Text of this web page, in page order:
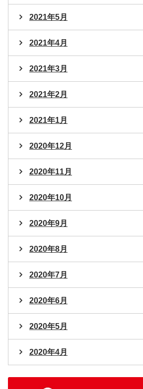
2021年5月
2021年4月
2021年3月
2021年2月
2021年1月
2020年12月
2020年11月
2020年10月
2020年9月
2020年8月
2020年7月
2020年6月
2020年5月
2020年4月